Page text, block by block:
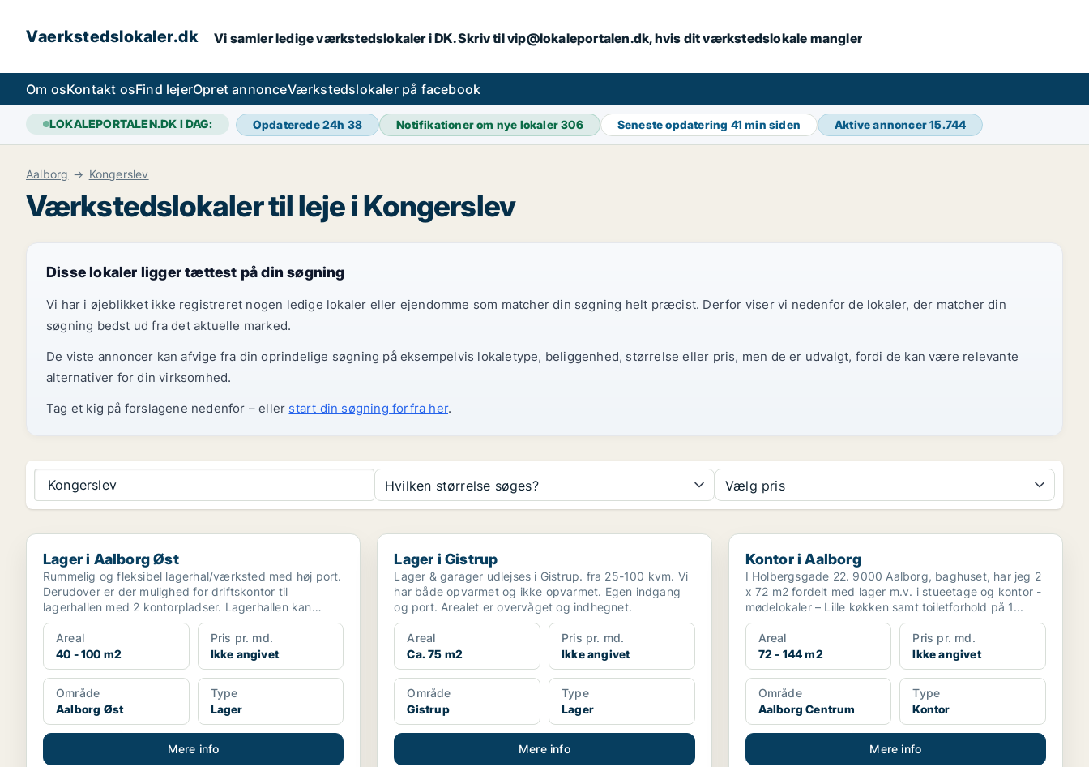
Vaerkstedslokaler.dk Vi samler ledige værkstedslokaler i DK. Skriv til vip@lokaleportalen.dk, hvis dit værkstedslokale mangler
Om osKontakt osFind lejerOpret annonceVærkstedslokaler på facebook
LOKALEPORTALEN.DK I DAG: Opdaterede 24h 38 Notifikationer om nye lokaler306 Seneste opdatering 41 min siden Aktive annoncer15.744
Aalborg Kongerslev
Værkstedslokaler til leje i Kongerslev
Disse lokaler ligger tættest på din søgning
Vi har i øjeblikket ikke registreret nogen ledige lokaler eller ejendomme som matcher din søgning helt præcist. Derfor viser vi nedenfor de lokaler, der matcher din
søgning bedst ud fra det aktuelle marked.
De viste annoncer kan afvige fra din oprindelige søgning på eksempelvis lokaletype, beliggenhed, størrelse eller pris, men de er udvalgt, fordi de kan være relevante
alternativer for din virksomhed.
Tag et kig på forslagene nedenfor – eller start din søgning forfra her.
Kongerslev Hvilken størrelse søges? Vælg pris
Lager i Aalborg Øst
Lager i Aalborg Øst
Rummelig og fleksibel lagerhal/værksted med høj port.
Derudover er der mulighed for driftskontor til
lagerhallen med 2 kontorpladser. Lagerhallen kan
båd...
Areal
40 - 100 m2
Pris pr. md.
Ikke angivet
Område
Aalborg Øst
Type
Lager
Mere info
Lager i Gistrup
Lager i Gistrup
Lager & garager udlejses i Gistrup. fra 25-100 kvm. Vi
har både opvarmet og ikke opvarmet. Egen indgang
og port. Arealet er overvåget og indhegnet.
Areal
Ca. 75 m2
Pris pr. md.
Ikke angivet
Område
Gistrup
Type
Lager
Mere info
Kontor i Aalborg
Kontor i Aalborg
I Holbergsgade 22. 9000 Aalborg, baghuset, har jeg 2
x 72 m2 fordelt med lager m.v. i stueetage og kontor -
mødelokaler – Lille køkken samt toiletforhold på 1...
Areal
72 - 144 m2
Pris pr. md.
Ikke angivet
Område
Aalborg Centrum
Type
Kontor
Mere info